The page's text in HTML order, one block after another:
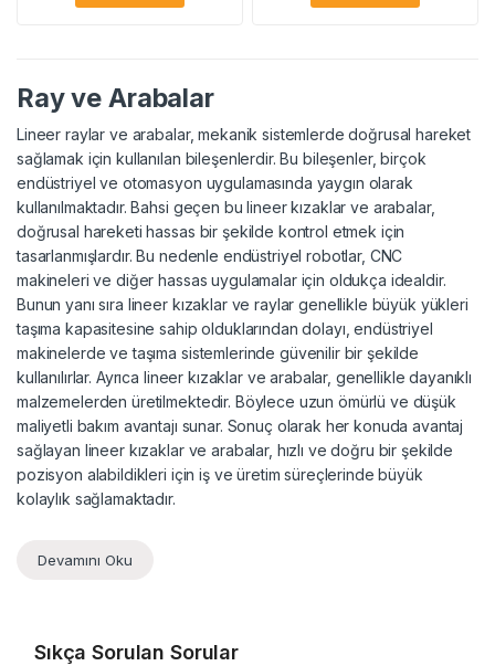
Ray ve Arabalar
Lineer raylar ve arabalar, mekanik sistemlerde doğrusal hareket
sağlamak için kullanılan bileşenlerdir. Bu bileşenler, birçok
endüstriyel ve otomasyon uygulamasında yaygın olarak
kullanılmaktadır. Bahsi geçen bu lineer kızaklar ve arabalar,
doğrusal hareketi hassas bir şekilde kontrol etmek için
tasarlanmışlardır. Bu nedenle endüstriyel robotlar, CNC
makineleri ve diğer hassas uygulamalar için oldukça idealdir.
Bunun yanı sıra lineer kızaklar ve raylar genellikle büyük yükleri
taşıma kapasitesine sahip olduklarından dolayı, endüstriyel
makinelerde ve taşıma sistemlerinde güvenilir bir şekilde
kullanılırlar. Ayrıca lineer kızaklar ve arabalar, genellikle dayanıklı
malzemelerden üretilmektedir. Böylece uzun ömürlü ve düşük
maliyetli bakım avantajı sunar. Sonuç olarak her konuda avantaj
sağlayan lineer kızaklar ve arabalar, hızlı ve doğru bir şekilde
pozisyon alabildikleri için iş ve üretim süreçlerinde büyük
kolaylık sağlamaktadır.
Devamını Oku
Sıkça Sorulan Sorular